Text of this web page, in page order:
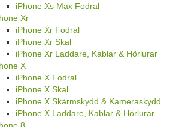
iPhone Xs Max Fodral
Xr
iPhone Xr Fodral
iPhone Xr Skal
iPhone Xr Laddare, Kablar & Hörlurar
X
iPhone X Fodral
iPhone X Skal
iPhone X Skärmskydd & Kameraskydd
iPhone X Laddare, Kablar & Hörlurar